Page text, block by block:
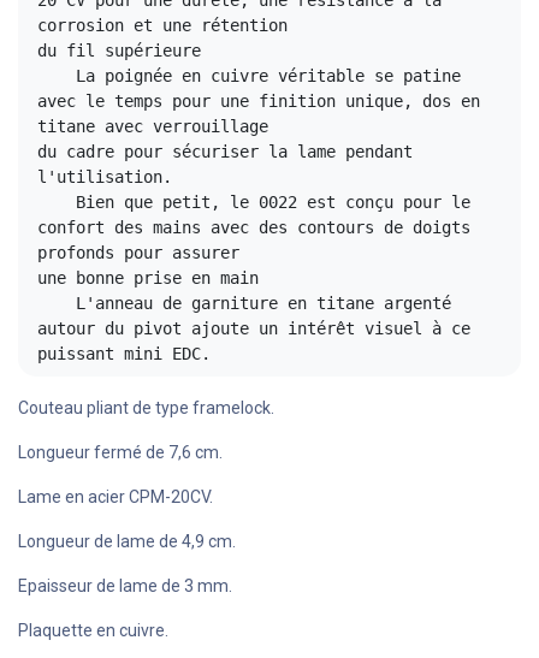
corrosion et une rétention
du fil supérieure
avec le temps pour une finition unique, dos en
titane avec verrouillage
du cadre pour sécuriser la lame pendant
l'utilisation.
confort des mains avec des contours de doigts
profonds pour assurer
une bonne prise en main
autour du pivot ajoute un intérêt visuel à ce
puissant mini EDC.
Couteau pliant de type framelock.
Longueur fermé de 7,6 cm.
Lame en acier CPM-20CV.
Longueur de lame de 4,9 cm.
Epaisseur de lame de 3 mm.
Plaquette en cuivre.